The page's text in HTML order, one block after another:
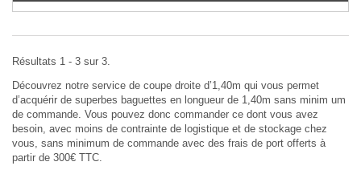
Résultats 1 - 3 sur 3.
Découvrez notre service de coupe droite d’1,40m qui vous permet
d’acquérir de superbes baguettes en longueur de 1,40m sans minim um
de commande. Vous pouvez donc commander ce dont vous avez
besoin, avec moins de contrainte de logistique et de stockage chez
vous, sans minimum de commande avec des frais de port offerts à
partir de 300€ TTC.